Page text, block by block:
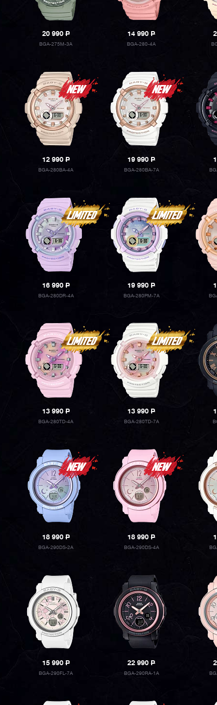
20 990P
BGA-275M-3A
14 990P
BGA-280-4A
12 990P
BGA-280BA-4A
19 990P
BGA-280BA-7A
16 990P
BGA-280DR-4A
19 990P
BGA-280PM-7A
13 990P
BGA-280TD-4A
13 990P
BGA-280TD-7A
18 990P
BGA-290DS-2A
18 990P
BGA-290DS-4A
15 990P
BGA-290FL-7A
22 990P
BGA-290RA-1A